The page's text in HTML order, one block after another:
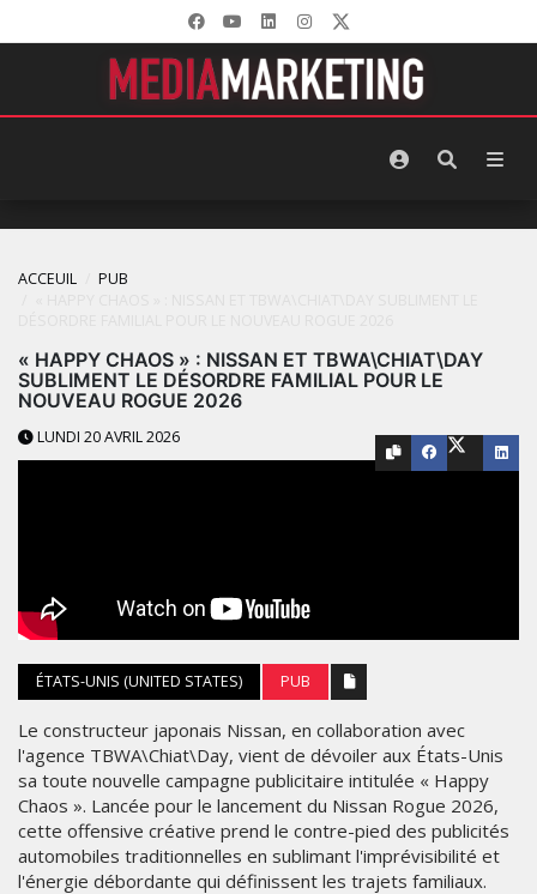
ACCEUIL
PUB
« HAPPY CHAOS » : NISSAN ET TBWA\CHIAT\DAY
SUBLIMENT LE DÉSORDRE FAMILIAL POUR LE
NOUVEAU ROGUE 2026
LUNDI 20 AVRIL 2026
ÉTATS-UNIS (UNITED STATES) PUB
Le constructeur japonais Nissan, en collaboration avec
l'agence TBWA\Chiat\Day, vient de dévoiler aux États-Unis
sa toute nouvelle campagne publicitaire intitulée « Happy
Chaos ». Lancée pour le lancement du Nissan Rogue 2026,
cette offensive créative prend le contre-pied des publicités
automobiles traditionnelles en sublimant l'imprévisibilité et
l'énergie débordante qui définissent les trajets familiaux.